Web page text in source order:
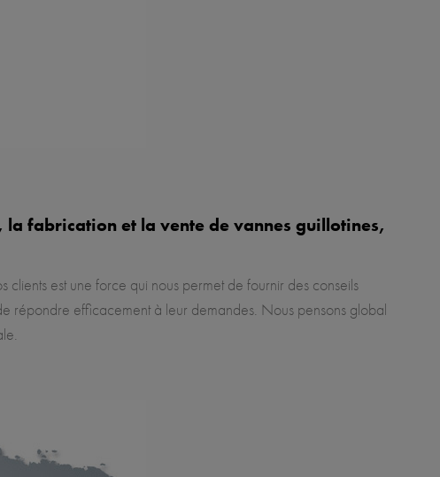
fabrication et la vente de vannes guillotines,
clients est une force qui nous permet de fournir des conseils
répondre efficacement à leur demandes. Nous pensons global